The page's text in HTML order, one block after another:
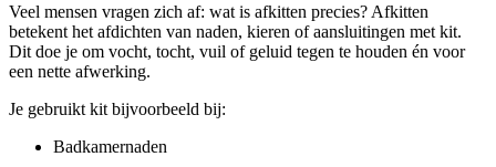
Veel mensen vragen zich af: wat is afkitten precies? Afkitten
betekent het afdichten van naden, kieren of aansluitingen met kit.
Dit doe je om vocht, tocht, vuil of geluid tegen te houden én voor
een nette afwerking.
Je gebruikt kit bijvoorbeeld bij:
Badkamernaden